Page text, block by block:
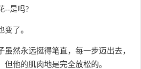
--是吗?
变了。
虽然永远挺得笔直，每一步迈出去，
但他的肌肉地是完全放松的。